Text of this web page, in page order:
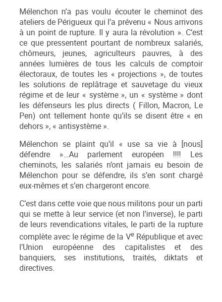
Mélenchon n’a pas voulu écouter le cheminot des
ateliers de Périgueux qui l’a prévenu « Nous arrivons
à un point de rupture. Il y aura la révolution ». C’est
ce que pressentent pourtant de nombreux salariés,
chômeurs, jeunes, agriculteurs pauvres, à des
années lumières de tous les calculs de comptoir
électoraux, de toutes les « projections », de toutes
les solutions de replâtrage et sauvetage du vieux
régime et de leur « système », un « système » dont
les défenseurs les plus directs ( Fillon, Macron, Le
Pen) ont tellement honte qu’ils se disent être « en
dehors », « antisystème ».
Mélenchon se plaint qu’il « use sa vie à [nous]
défendre »…Au parlement européen !!!! Les
cheminots, les salariés n’ont jamais eu besoin de
Mélenchon pour se défendre, ils s’en sont chargé
eux-mêmes et s’en chargeront encore.
C’est dans cette voie que nous militons pour un parti
qui se mette à leur service (et non l’inverse), le parti
de leurs revendications vitales, le parti de la rupture
complète avec le régime de la VeRépublique et avec
l’Union européenne des capitalistes et des
banquiers, ses institutions, traités, diktats et
directives.